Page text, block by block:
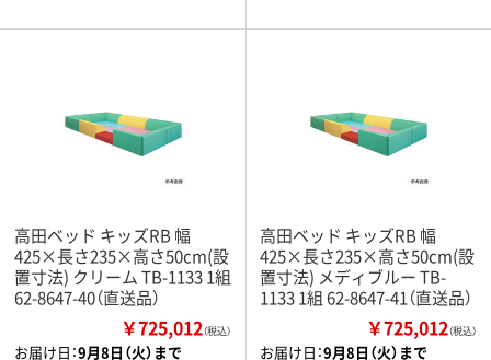
高田ベッド キッズRB 幅
425×長さ235×高さ50cm(設
置寸法) クリーム TB-1133 1組
62-8647-40（直送品）
￥725,012（税込）
お届け日：9月8日（火）まで
高田ベッド キッズRB 幅
425×長さ235×高さ50cm(設
置寸法) メディブルー TB-
1133 1組 62-8647-41（直送品）
￥725,012（税込）
お届け日：9月8日（火）まで